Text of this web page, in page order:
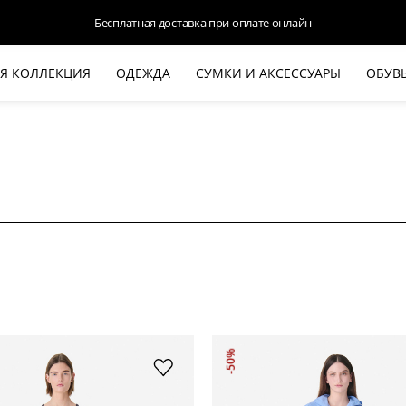
Доступна оплата Яндекс.Сплит и Долями
КОЛЛЕКЦИЯ ОДЕЖДА
ДЛЯ НЕГО
СУМКИ И АКСЕССУАРЫ
-50%